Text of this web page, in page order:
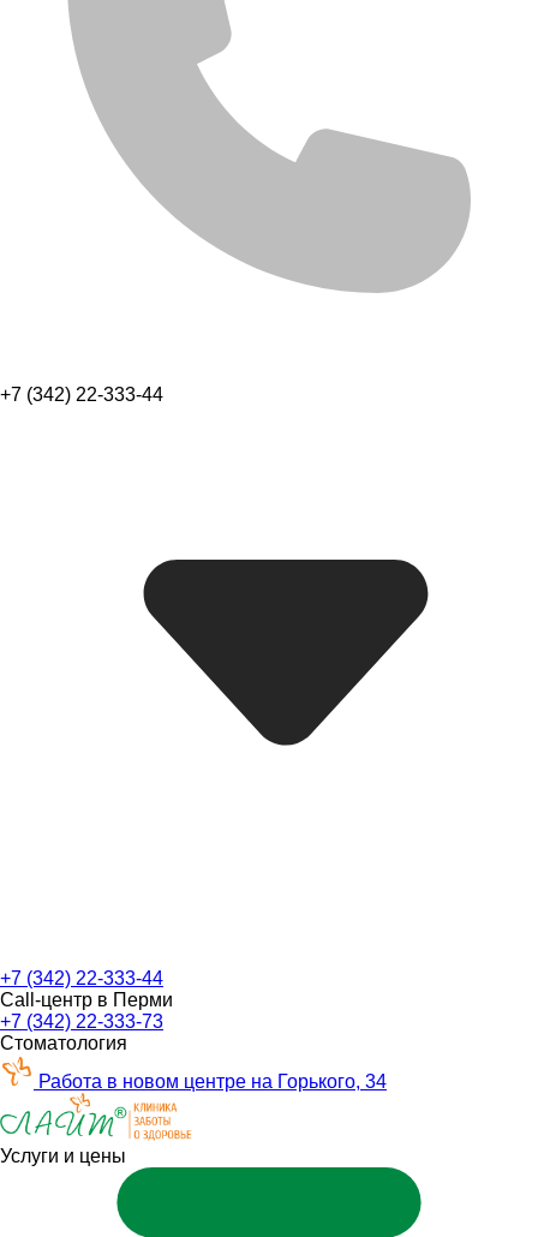
+7 (342) 22-333-44
+7 (342) 22-333-44
Call-центр в Перми
+7 (342) 22-333-73
Стоматология
Работа в новом центре на Горького, 34
Услуги и цены